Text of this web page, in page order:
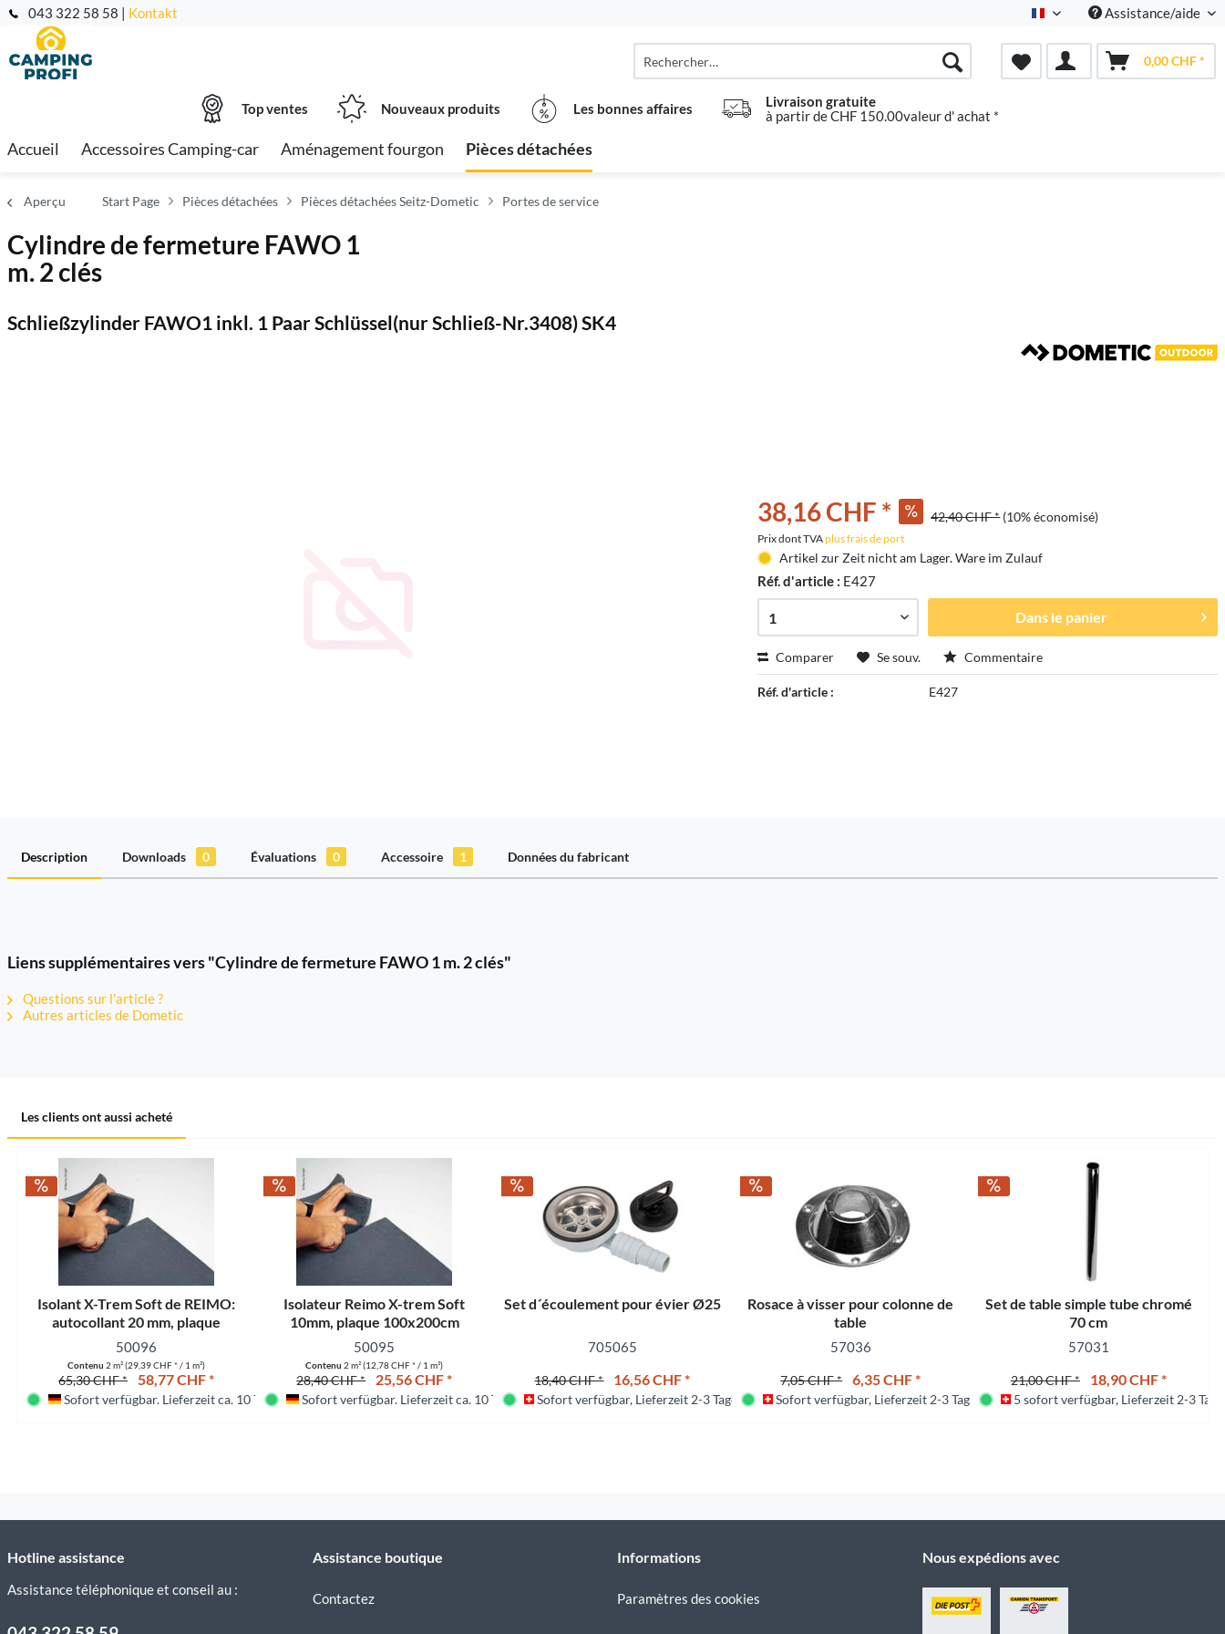
043 322 58 58 | Kontakt FranzösischAssistance/aide
0,00 CHF *
Top ventes Nouveaux produits Les bonnes affaires
Livraison gratuite
à partir de CHF 150.00valeur d' achat *
Accueil Accessoires Camping-car Aménagement fourgon Pièces détachées
Aperçu Start Page Pièces détachées Pièces détachées Seitz-Dometic Portes de service
Cylindre de fermeture FAWO 1
m. 2 clés
Schließzylinder FAWO1 inkl. 1 Paar Schlüssel(nur Schließ-Nr.3408) SK4
38,16 CHF * 42,40 CHF * (10% économisé)
Prix dont TVAplus frais de port
Artikel zur Zeit nicht am Lager. Ware im Zulauf
Réf. d'article : E427
Dans le panier
Comparer Se souv. Commentaire
Réf. d'article : E427
Description Downloads 0 Évaluations 0 Accessoire 1 Données du fabricant
Liens supplémentaires vers "Cylindre de fermeture FAWO 1 m. 2 clés"
Questions sur l'article ?
Autres articles de Dometic
Les clients ont aussi acheté
Isolant X-Trem Soft de REIMO:
autocollant 20 mm, plaque
100x200 cm
50096
Contenu2 m²(29,39 CHF * / 1 m²)
65,30 CHF * 58,77 CHF *
Deutschland
Sofort verfügbar. Lieferzeit ca. 10 Tage
Isolateur Reimo X-trem Soft
10mm, plaque 100x200cm
50095
Contenu2 m²(12,78 CHF * / 1 m²)
28,40 CHF * 25,56 CHF *
Deutschland
Sofort verfügbar. Lieferzeit ca. 10 Tage
Set d´écoulement pour évier Ø25
705065
18,40 CHF * 16,56 CHF *
Sofort verfügbar, Lieferzeit 2-3 Tage
Rosace à visser pour colonne de
table
57036
7,05 CHF * 6,35 CHF *
Sofort verfügbar, Lieferzeit 2-3 Tage
Set de table simple tube chromé
70 cm
57031
21,00 CHF * 18,90 CHF *
5 sofort verfügbar, Lieferzeit 2-3 Tage
Hotline assistance
Assistance téléphonique et conseil au :
Assistance boutique
Contactez
Informations
Paramètres des cookies
Nous expédions avec